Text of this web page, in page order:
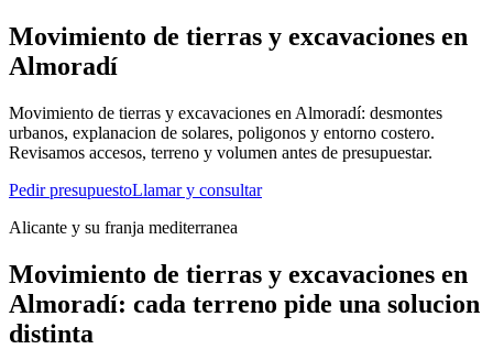
Movimiento de tierras y excavaciones en
Almoradí
Movimiento de tierras y excavaciones en Almoradí: desmontes
urbanos, explanacion de solares, poligonos y entorno costero.
Revisamos accesos, terreno y volumen antes de presupuestar.
Pedir presupuestoLlamar y consultar
Alicante y su franja mediterranea
Movimiento de tierras y excavaciones en
Almoradí: cada terreno pide una solucion
distinta